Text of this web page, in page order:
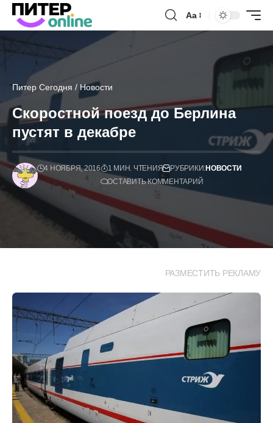
Аа
Питер Сегодня / Новости
Скоростной поезд до Берлина
пустят в декабре
4 НОЯБРЯ, 2016 1 МИН. ЧТЕНИЯ РУБРИКИ:НОВОСТИ
ОСТАВИТЬ КОММЕНТАРИЙ
РАЗМЕСТИТЬ РЕКЛАМУ